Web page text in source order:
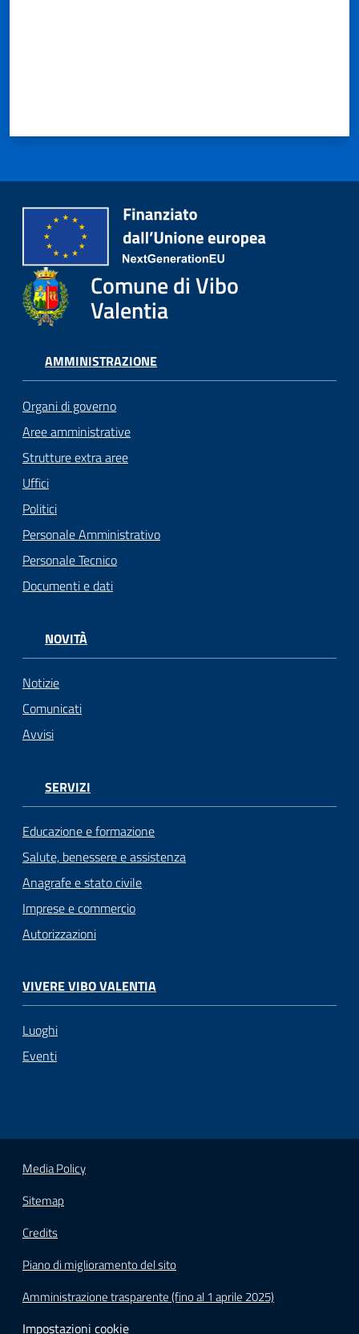
Comune di Vibo
Valentia
AMMINISTRAZIONE
Organi di governo
Aree amministrative
Strutture extra aree
Uffici
Politici
Personale Amministrativo
Personale Tecnico
Documenti e dati
NOVITÀ
Notizie
Comunicati
Avvisi
SERVIZI
Educazione e formazione
Salute, benessere e assistenza
Anagrafe e stato civile
Imprese e commercio
Autorizzazioni
VIVERE VIBO VALENTIA
Luoghi
Eventi
Media Policy
Sitemap
Credits
Piano di miglioramento del sito
Amministrazione trasparente (fino al 1 aprile 2025)
Impostazioni cookie